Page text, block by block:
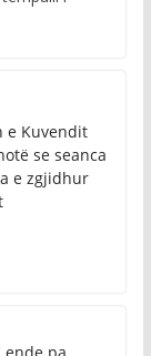
i
e Kuvendit
se seanca
e zgjidhur